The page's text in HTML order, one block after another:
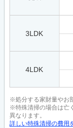
3LDK
4LDK
※処分する家財量やお
※特殊清掃の場合は亡
異なります。
詳しい特殊清掃の費用